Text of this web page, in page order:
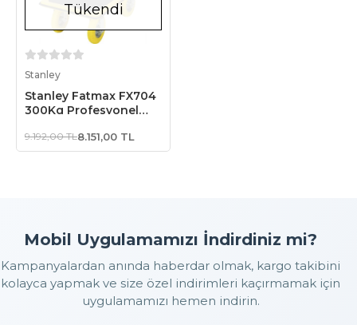
Tükendi
Stanley
Stanley Fatmax FX704
300Kg Profesyonel
9.192,00 TL8.151,00 TL
Mobil Uygulamamızı İndirdiniz mi?
Kampanyalardan anında haberdar olmak, kargo takibini
kolayca yapmak ve size özel indirimleri kaçırmamak için
uygulamamızı hemen indirin.